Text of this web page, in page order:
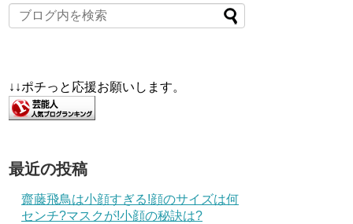
↓↓ポチっと応援お願いします。
最近の投稿
齋藤飛鳥は小顔すぎる!顔のサイズは何
センチ?マスクが!小顔の秘訣は?